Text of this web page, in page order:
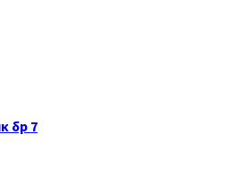
бр 7